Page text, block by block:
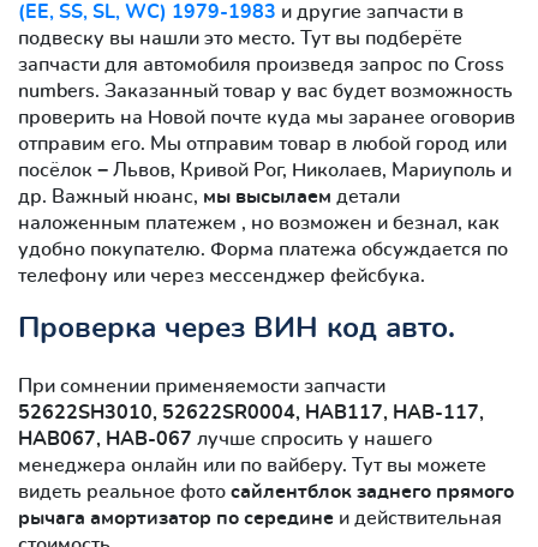
(EE, SS, SL, WC) 1979-1983 и другие запчасти в
подвеску вы нашли это место. Тут вы подберёте
запчасти для автомобиля произведя запрос по Cross
numbers. Заказанный товар у вас будет возможность
проверить на Новой почте куда мы заранее оговорив
отправим его. Мы отправим товар в любой город или
посёлок − Львов, Кривой Рог, Николаев, Мариуполь и
др. Важный нюанс, мы высылаем детали
наложенным платежем , но возможен и безнал, как
удобно покупателю. Форма платежа обсуждается по
телефону или через мессенджер фейсбука.
Проверка через ВИН код авто.
При сомнении применяемости запчасти
52622SH3010, 52622SR0004, HAB117, HAB-117,
HAB067, HAB-067 лучше спросить у нашего
менеджера онлайн или по вайберу. Тут вы можете
видеть реальное фото cайлентблок заднего прямого
рычага амортизатор по середине и действительная